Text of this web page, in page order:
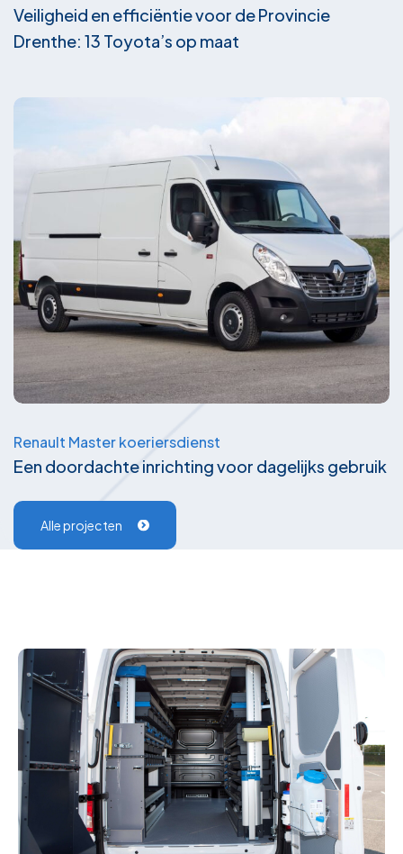
Veiligheid en efficiëntie voor de Provincie
Drenthe: 13 Toyota’s op maat
Renault Master koeriersdienst
Een doordachte inrichting voor dagelijks gebruik
Alle projecten